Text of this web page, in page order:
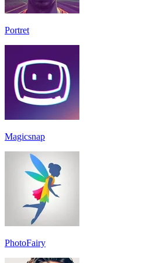
Portret
Magicsnap
PhotoFairy